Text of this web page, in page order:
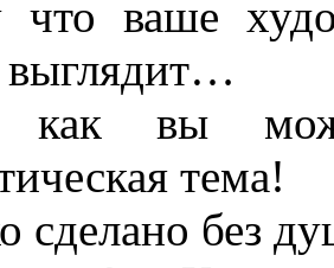
что ваше
выглядит…
вы
тема!
сделано без